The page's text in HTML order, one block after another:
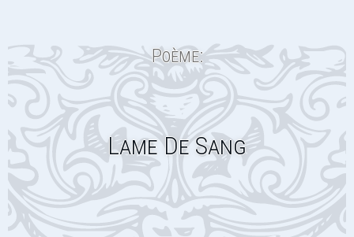
Poème:
Lame De Sang